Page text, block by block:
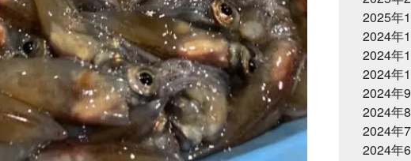
いことし
てくれる
いていか
やり甲
ビーズ
ンター
イン
ン
パピ
ニアレル
2025年
2024年
2024年
2024年
2024年
2024年
2024年
2024年